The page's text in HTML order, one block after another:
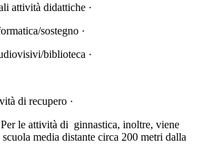
attività didattiche ·
sostegno ·
biblioteca ·
di recupero ·
le attività di ginnastica, inoltre, viene
media distante circa 200 metri dalla